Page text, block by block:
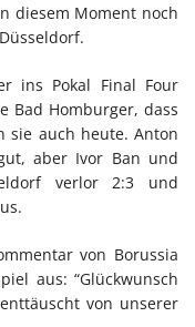
diesem Moment noch
ins Pokal Final Four
Bad Homburger, dass
sie auch heute. Anton
aber Ivor Ban und
verlor 2:3 und
von Borussia
aus: “Glückwunsch
von unserer